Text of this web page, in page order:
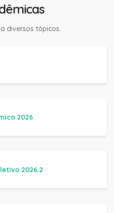
diversos tópicos..
2026
2026.2